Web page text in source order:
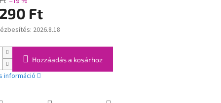
Ft
2026.8.18
Hozzáadás a kosárhoz
információ